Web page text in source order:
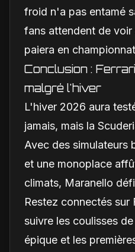
froid n'a pas entamé
fans attendent de
paiera en
Conclusion :
malgré l'hiver
L'hiver 2026 aura
jamais, mais la
Avec des simulateurs
et une monoplace
climats, Maranello
Restez connectés sur
suivre les coulisses
épique et les